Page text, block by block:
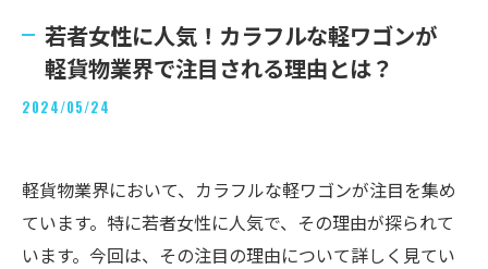
若者女性に人気！カラフルな軽ワゴンが
軽貨物業界で注目される理由とは？
2024/05/24
軽貨物業界において、カラフルな軽ワゴンが注目を集め
ています。特に若者女性に人気で、その理由が探られて
います。今回は、その注目の理由について詳しく見てい